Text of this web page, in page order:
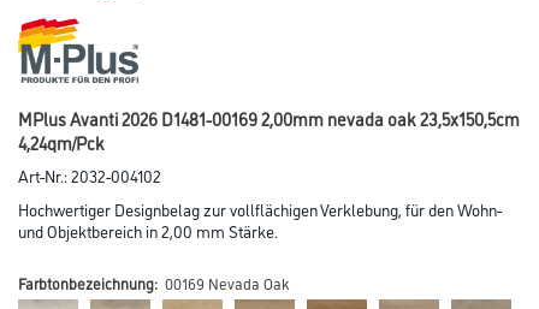
MPlus Avanti 2026 D1481-00169 2,00mm nevada oak 23,5x150,5cm
4,24qm/Pck
Art-Nr.:2032-004102
Hochwertiger Designbelag zur vollflächigen Verklebung, für den Wohn-
und Objektbereich in 2,00 mm Stärke.
Farbtonbezeichnung: 00169 Nevada Oak